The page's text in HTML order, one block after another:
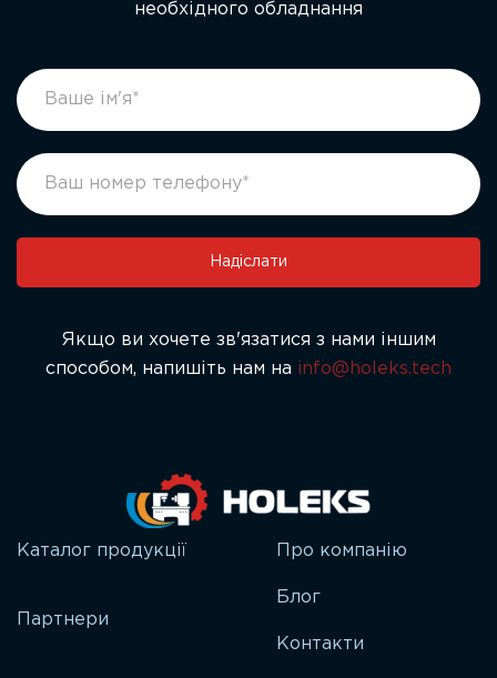
необхідного обладнання
footer
form
If
you
human,
leave
blank.
Надіслати
Якщо ви хочете зв'язатися з нами іншим
способом, напишіть нам на info@holeks.tech
Каталог продукції
Партнери
Про компанію
Блог
Контакти